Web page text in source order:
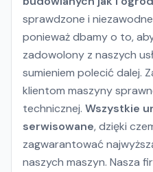
sprawdzone i
ponieważ dbamy o to,
zadowolony z naszych
sumieniem polecić dalej.
klientom maszyny
technicznej. Wszystkie
serwisowane, dzięki
zagwarantować
naszych maszyn. Nasza